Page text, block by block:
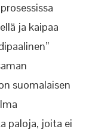
ja kaipaa
suomalaisen
paloja, joita ei